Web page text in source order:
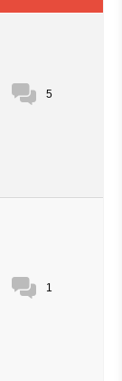
5
1